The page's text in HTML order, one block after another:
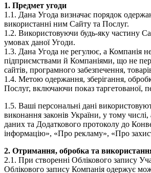
1. Предмет угоди
1.1. Дана Угода визначає порядок
використанні ним Сайту та Послуг.
1.2. Використовуючи будь-яку частину
умовах даної Угоди.
1.3. Дана Угода не регулює, а Компанія
підприємствами й Компаніями, що не
сайтів, програмного забезпечення,
1.4. Метою одержання, зберігання,
Послуг, включаючи показ таргетованої,
1.5. Ваші персональні дані
виконання законів України, у тому
даних та Додаткового протоколу до
інформацію», «Про рекламу», «Про
2. Отримання, обробка та
2.1. При створенні Облікового запису
Облікового запису Компанія одержує